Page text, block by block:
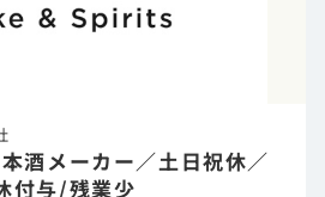
酒メーカー／土日祝休／
付与/残業少